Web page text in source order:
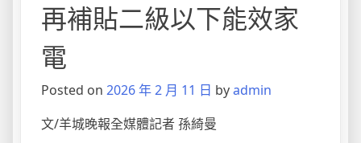
再補貼二級以下能效家
電
Posted on 2026 年 2 月 11 日 byadmin
文/羊城晚報全媒體記者 孫綺曼